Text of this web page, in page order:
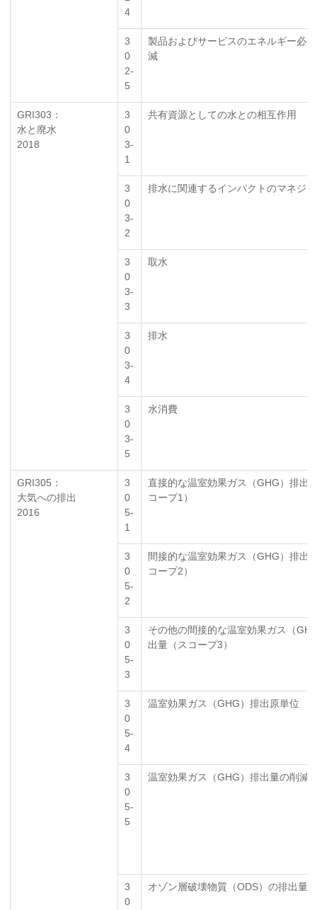
4
3
0
2-
5
製品およびサービスのエネルギー必
減
GRI303：
水と廃水
2018
3
0
3-
1
共有資源としての水との相互作用
3
0
3-
2
排水に関連するインパクトのマネジ
3
0
3-
3
取水
3
0
3-
4
排水
3
0
3-
5
水消費
GRI305：
大気への排出
2016
3
0
5-
1
直接的な温室効果ガス（GHG）排出
コープ1）
3
0
5-
2
間接的な温室効果ガス（GHG）排出
コープ2）
3
0
5-
3
その他の間接的な温室効果ガス（
出量（スコープ3）
3
0
5-
4
温室効果ガス（GHG）排出原単位
3
0
5-
5
温室効果ガス（GHG）排出量の削減
3
0
オゾン層破壊物質（ODS）の排出量